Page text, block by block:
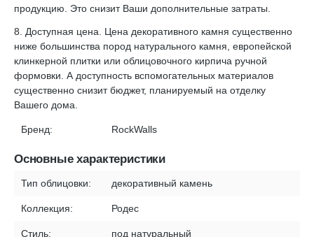
продукцию. Это снизит Ваши дополнительные затраты.
8. Доступная цена. Цена декоративного камня существенно
ниже большинства пород натурального камня, европейской
клинкерной плитки или облицовочного кирпича ручной
формовки. А доступность вспомогательных материалов
существенно снизит бюджет, планируемый на отделку
Вашего дома.
Бренд: RockWalls
Основные характеристики
Тип облицовки: декоративный камень
Коллекция: Родес
Стиль:
под натуральный